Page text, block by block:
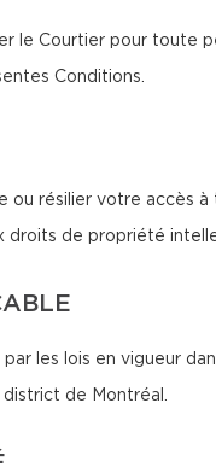
le Courtier pour toute
Conditions.
ou résilier votre accès
droits de propriété
les lois en vigueur
de Montréal.